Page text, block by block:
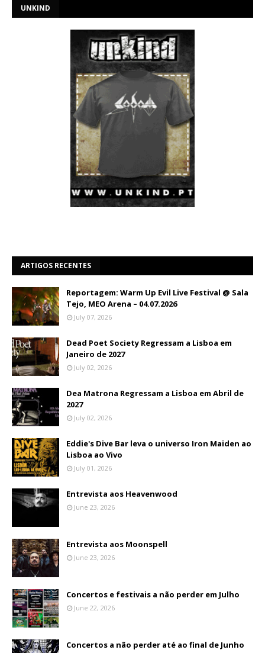
UNKIND
ARTIGOS RECENTES
Reportagem: Warm Up Evil Live Festival @ Sala
Tejo, MEO Arena – 04.07.2026
July 07, 2026
Dead Poet Society Regressam a Lisboa em
Janeiro de 2027
July 02, 2026
Dea Matrona Regressam a Lisboa em Abril de
2027
July 02, 2026
Eddie's Dive Bar leva o universo Iron Maiden ao
Lisboa ao Vivo
July 01, 2026
Entrevista aos Heavenwood
June 23, 2026
Entrevista aos Moonspell
June 23, 2026
Concertos e festivais a não perder em Julho
June 22, 2026
Concertos a não perder até ao final de Junho